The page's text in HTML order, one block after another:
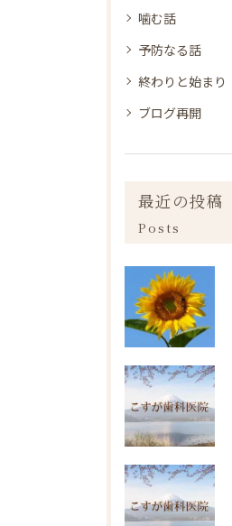
噛む話
予防なる話
終わりと始まり
ブログ再開
最近の投稿
Posts